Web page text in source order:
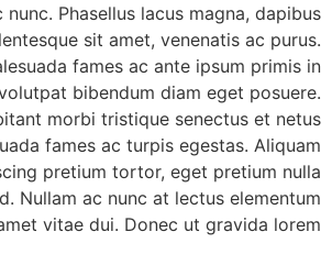
nunc. Phasellus lacus magna, dapibus
sit amet, venenatis ac purus.
fames ac ante ipsum primis in
bibendum diam eget posuere.
morbi tristique senectus et netus
fames ac turpis egestas. Aliquam
pretium tortor, eget pretium nulla
Nullam ac nunc at lectus elementum
vitae dui. Donec ut gravida lorem.